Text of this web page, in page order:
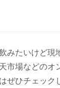
みたいけど現
市場などのオ
ぜひチェック